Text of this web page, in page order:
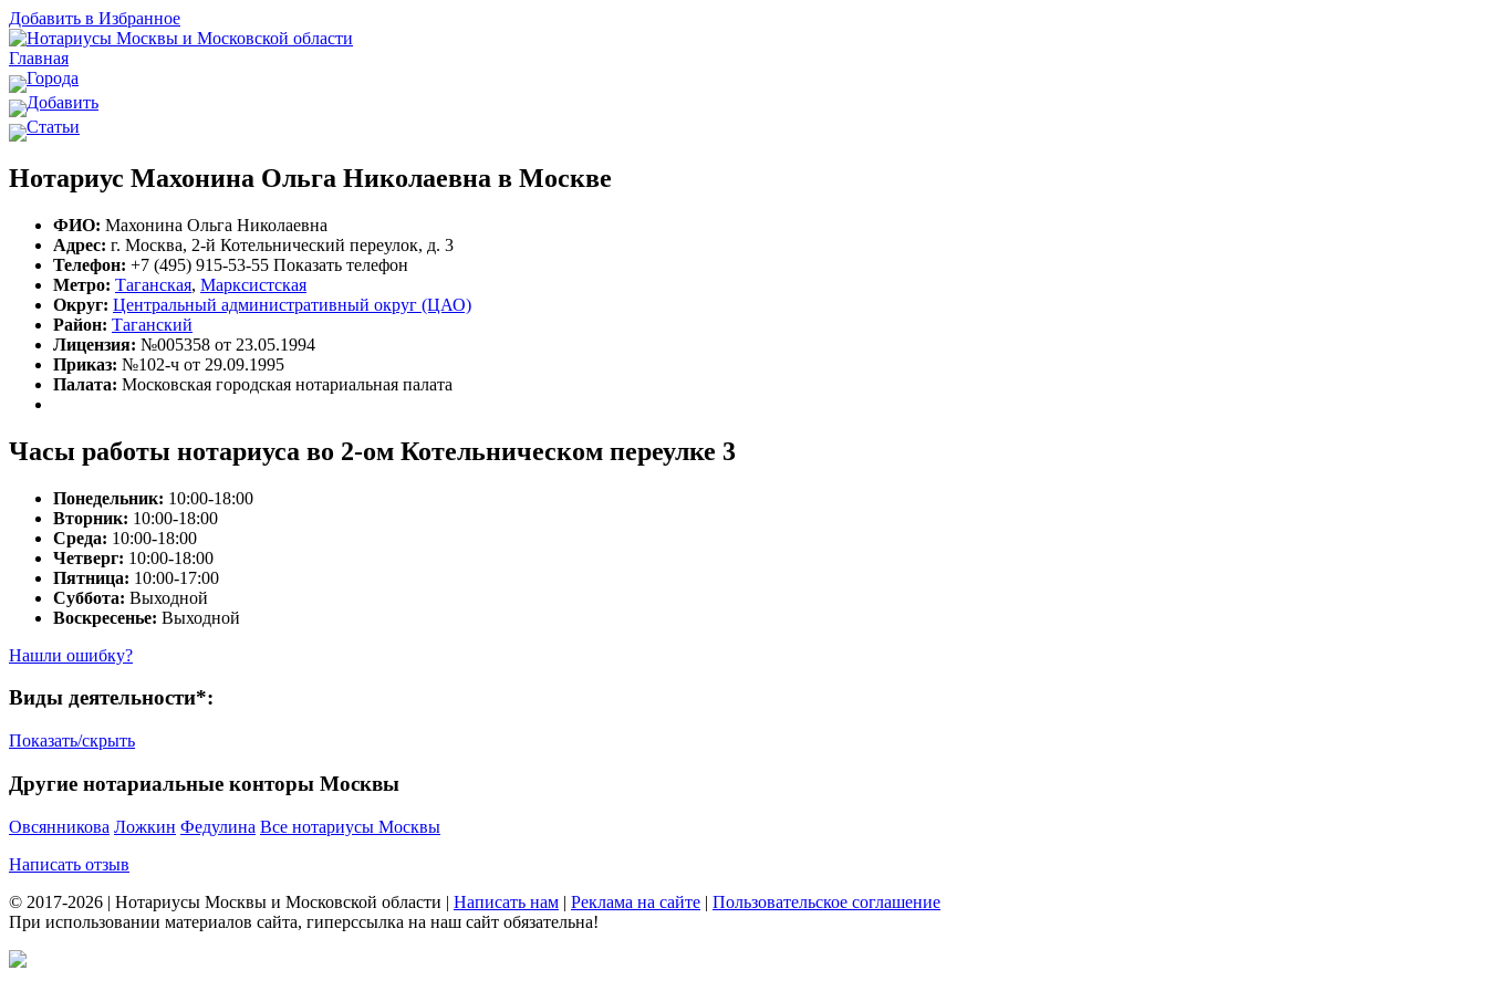
Добавить в Избранное
Главная
Города
Добавить
Статьи
Нотариус Махонина Ольга Николаевна в Москве
ФИО: Махонина Ольга Николаевна
Адрес: г. Москва, 2-й Котельнический переулок, д. 3
Телефон: +7 (495) 915-53-55 Показать телефон
Метро: Таганская, Марксистская
Округ: Центральный административный округ (ЦАО)
Район: Таганский
Лицензия: №005358 от 23.05.1994
Приказ: №102-ч от 29.09.1995
Палата: Московская городская нотариальная палата
Часы работы нотариуса во 2-ом Котельническом переулке 3
Понедельник: 10:00-18:00
Вторник: 10:00-18:00
Среда: 10:00-18:00
Четверг: 10:00-18:00
Пятница: 10:00-17:00
Суббота: Выходной
Воскресенье: Выходной
Нашли ошибку?
Виды деятельности*:
Показать/скрыть
Другие нотариальные конторы Москвы
Овсянникова Ложкин Федулина Все нотариусы Москвы
Написать отзыв
© 2017-2026 | Нотариусы Москвы и Московской области | Написать нам | Реклама на сайте | Пользовательское соглашение
При использовании материалов сайта, гиперссылка на наш сайт обязательна!